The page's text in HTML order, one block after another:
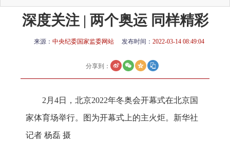
深度关注 | 两个奥运 同样精彩
来源： 中央纪委国家监委网站 发布时间： 2022-03-14 08:49:04
分享到：
2月4日，北京2022年冬奥会开幕式在北京国
家体育场举行。图为开幕式上的主火炬。新华社
记者 杨磊 摄